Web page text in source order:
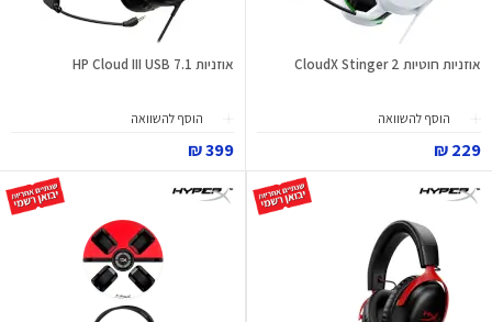
אוזניות חוטיות CloudX Stinger 2
הוסף להשוואה
229 ₪
אוזניות HP Cloud III USB 7.1
הוסף להשוואה
399 ₪